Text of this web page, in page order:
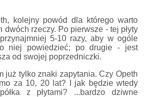
kolejny powód dla którego warto
dwóch rzeczy. Po pierwsze - tej płyty
5-10 razy, aby w ogóle
niej powiedzieć; po drugie - jest
od swojej poprzedniczki.
już tylko znaki zapytania. Czy Opeth
za 10, 20 lat? I jak będzie wtedy
z płytami? ...bardzo dziwne